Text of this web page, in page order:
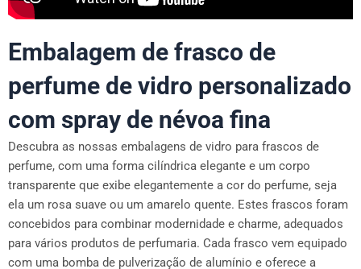
Embalagem de frasco de
perfume de vidro personalizado
com spray de névoa fina
Descubra as nossas embalagens de vidro para frascos de
perfume, com uma forma cilíndrica elegante e um corpo
transparente que exibe elegantemente a cor do perfume, seja
ela um rosa suave ou um amarelo quente. Estes frascos foram
concebidos para combinar modernidade e charme, adequados
para vários produtos de perfumaria. Cada frasco vem equipado
com uma bomba de pulverização de alumínio e oferece a